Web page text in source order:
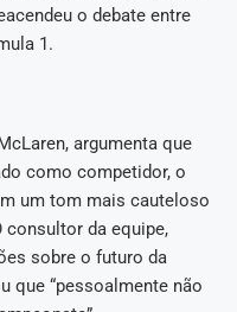
o debate entre
1.
argumenta que
como competidor, o
um tom mais cauteloso
da equipe,
sobre o futuro da
que “pessoalmente não